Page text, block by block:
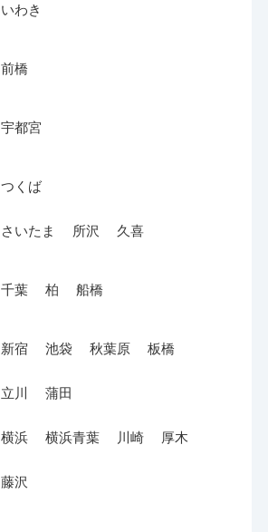
いわき
前橋
宇都宮
つくば
さいたま 所沢 久喜
千葉 柏 船橋
新宿 池袋 秋葉原 板橋
立川 蒲田
横浜 横浜青葉 川崎 厚木
藤沢